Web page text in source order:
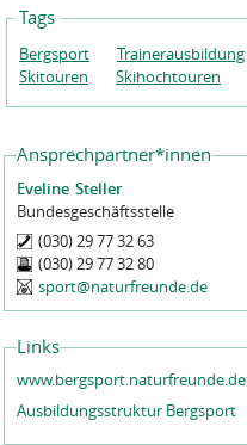
Tags
Bergsport Trainerausbildung
Skitouren
Skihochtouren
Ansprechpartner*innen
Eveline Steller
Bundesgeschäftsstelle
(030) 29 77 32 63
(030) 29 77 32 80
sport@naturfreunde.de
Links
www.bergsport.naturfreunde.de
Ausbildungsstruktur Bergsport